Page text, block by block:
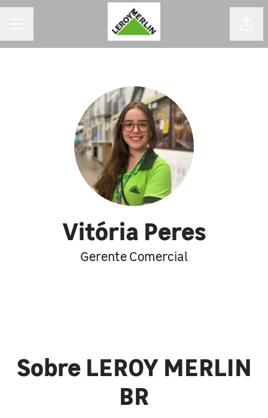
Vitória Peres
Gerente Comercial
Sobre LEROY MERLIN
BR